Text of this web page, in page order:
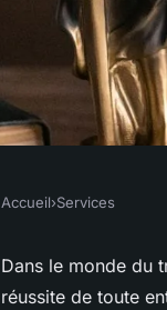
Accueil›Services
Dans le monde du
réussite de toute